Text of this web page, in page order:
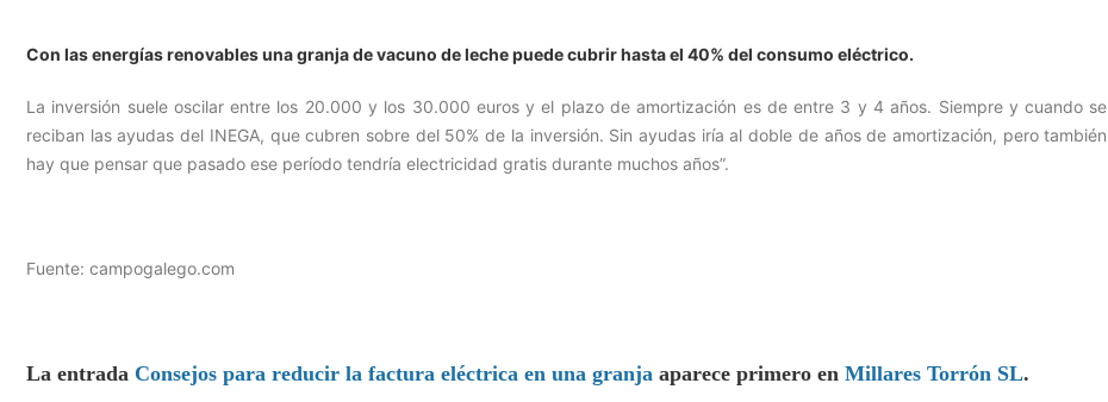
Con las energías renovables una granja de vacuno de leche puede cubrir hasta el 40% del consumo eléctrico.
La inversión suele oscilar entre los 20.000 y los 30.000 euros y el plazo de amortización es de entre 3 y 4 años. Siempre y cuando se
reciban las ayudas del INEGA, que cubren sobre del 50% de la inversión. Sin ayudas iría al doble de años de amortización, pero también
hay que pensar que pasado ese período tendría electricidad gratis durante muchos años”.
Fuente: campogalego.com
La entrada Consejos para reducir la factura eléctrica en una granja aparece primero en Millares Torrón SL.